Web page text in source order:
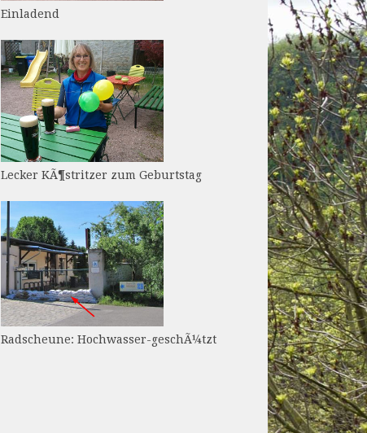
Einladend
Lecker KÃ¶stritzer zum Geburtstag
Radscheune: Hochwasser-geschÃ¼tzt